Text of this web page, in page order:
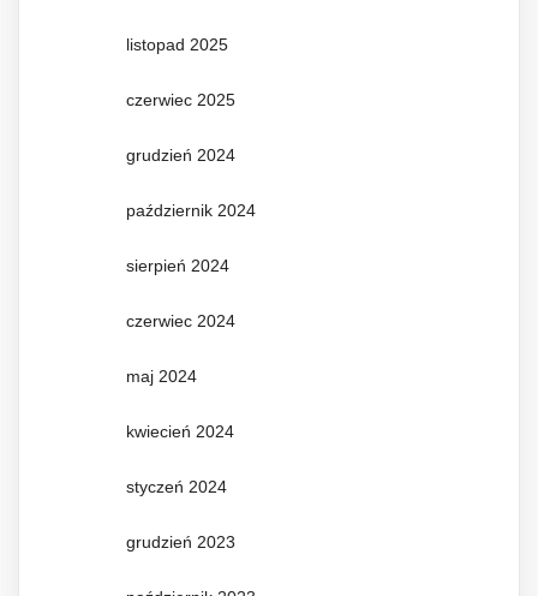
listopad 2025
czerwiec 2025
grudzień 2024
październik 2024
sierpień 2024
czerwiec 2024
maj 2024
kwiecień 2024
styczeń 2024
grudzień 2023